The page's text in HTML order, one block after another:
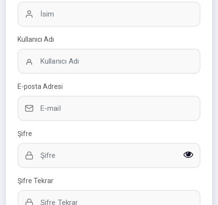
Kullanıcı Adı
E-posta Adresi
Şifre
Şifre Tekrar